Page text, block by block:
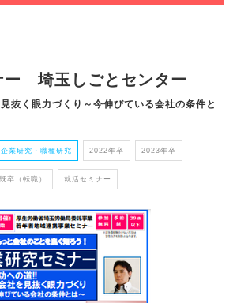
ー 埼玉しごとセンター
抜く眼力づくり～今伸びている会社の条件と
業研究・職種研究 2022年卒 2023年卒
既卒（転職） 就活セミナー